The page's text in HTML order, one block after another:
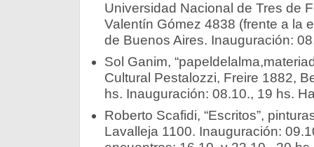
Universidad Nacional de Tres de
Valentín Gómez 4838 (frente a la
de Buenos Aires. Inauguración:
Sol Ganim,
Cultural Pestalozzi, Freire 1882,
hs. Inauguración: 08.10., 19 hs.
Roberto Scafidi, “Escritos”,
Lavalleja 1100. Inauguración: